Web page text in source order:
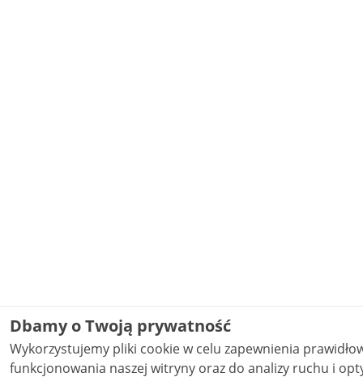
Dbamy o Twoją prywatność
Wykorzystujemy pliki cookie w celu zapewnienia
funkcjonowania naszej witryny oraz do analizy ruchu i